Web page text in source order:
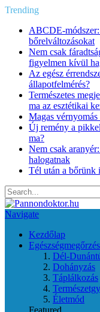
Trending
bőrelváltozásokat
Nem csak
figyelmen kívül
Az egész
állapotfelmérés?
Természetes
ma az esztétikai
Magas
Új remény a
ma?
Nem csak
halogatnak
Tél után a bőrünk
Navigate
Kezdőlap
Egészségmegőrzés
Dél-
Dohányzás
Táplálkozás
Életmód
Featured